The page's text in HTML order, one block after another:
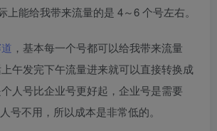
上能给我带来流量的是 4～6 个号左右。​
，基本每一个号都可以给我带来流量
上午发完下午流量进来就可以直接转换成
人号比企业号更好起，企业号是需要
号不用，所以成本是非常低的。​